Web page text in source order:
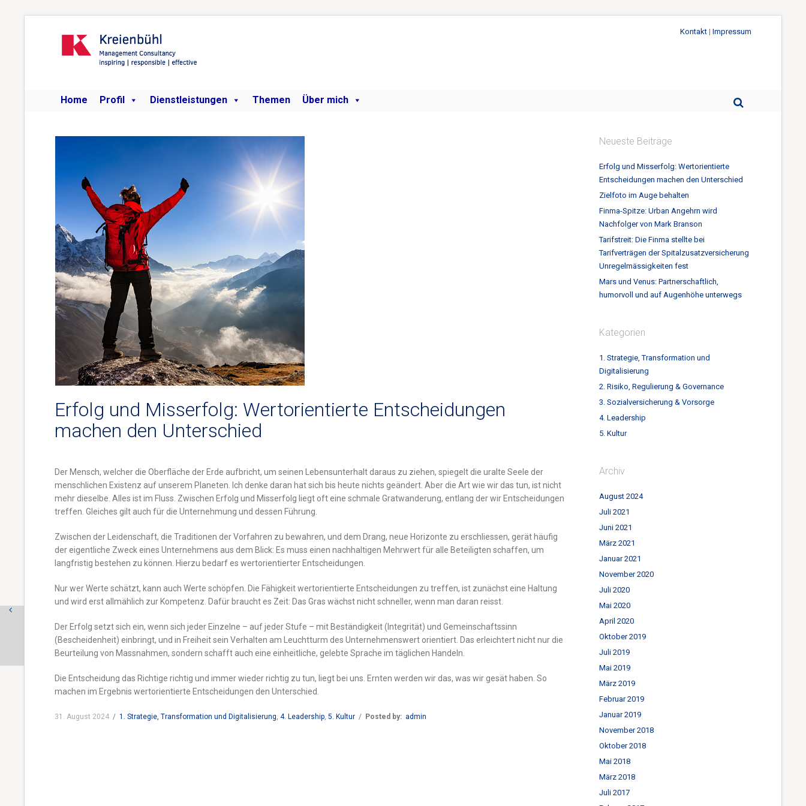
Kontakt| Impressum
Home Profil Dienstleistungen Themen Über mich
Erfolg und Misserfolg: Wertorientierte Entscheidungen
machen den Unterschied
Der Mensch, welcher die Oberfläche der Erde aufbricht, um seinen Lebensunterhalt daraus zu ziehen, spiegelt die uralte Seele der
menschlichen Existenz auf unserem Planeten. Ich denke daran hat sich bis heute nichts geändert. Aber die Art wie wir das tun, ist nicht
mehr dieselbe. Alles ist im Fluss. Zwischen Erfolg und Misserfolg liegt oft eine schmale Gratwanderung, entlang der wir Entscheidungen
treffen. Gleiches gilt auch für die Unternehmung und dessen Führung.
Zwischen der Leidenschaft, die Traditionen der Vorfahren zu bewahren, und dem Drang, neue Horizonte zu erschliessen, gerät häufig
der eigentliche Zweck eines Unternehmens aus dem Blick: Es muss einen nachhaltigen Mehrwert für alle Beteiligten schaffen, um
langfristig bestehen zu können. Hierzu bedarf es wertorientierter Entscheidungen.
Nur wer Werte schätzt, kann auch Werte schöpfen. Die Fähigkeit wertorientierte Entscheidungen zu treffen, ist zunächst eine Haltung
und wird erst allmählich zur Kompetenz. Dafür braucht es Zeit: Das Gras wächst nicht schneller, wenn man daran reisst.
Der Erfolg setzt sich ein, wenn sich jeder Einzelne – auf jeder Stufe – mit Beständigkeit (Integrität) und Gemeinschaftssinn
(Bescheidenheit) einbringt, und in Freiheit sein Verhalten am Leuchtturm des Unternehmenswert orientiert. Das erleichtert nicht nur die
Beurteilung von Massnahmen, sondern schafft auch eine einheitliche, gelebte Sprache im täglichen Handeln.
Die Entscheidung das Richtige richtig und immer wieder richtig zu tun, liegt bei uns. Ernten werden wir das, was wir gesät haben. So
machen im Ergebnis wertorientierte Entscheidungen den Unterschied.
31. August 2024 / 1. Strategie, Transformation und Digitalisierung,4. Leadership,5. Kultur / Posted by: admin
Neueste Beiträge
Erfolg und Misserfolg: Wertorientierte
Entscheidungen machen den Unterschied
Zielfoto im Auge behalten
Finma-Spitze: Urban Angehrn wird
Nachfolger von Mark Branson
Tarifstreit: Die Finma stellte bei
Tarifverträgen der Spitalzusatzversicherung
Unregelmässigkeiten fest
Mars und Venus: Partnerschaftlich,
humorvoll und auf Augenhöhe unterwegs
Kategorien
1. Strategie, Transformation und
Digitalisierung
2. Risiko, Regulierung & Governance
3. Sozialversicherung & Vorsorge
4. Leadership
5. Kultur
Archiv
August 2024
Juli 2021
Juni 2021
März 2021
Januar 2021
November 2020
Juli 2020
Mai 2020
April 2020
Oktober 2019
Juli 2019
Mai 2019
März 2019
Februar 2019
Januar 2019
November 2018
Oktober 2018
Mai 2018
März 2018
Juli 2017